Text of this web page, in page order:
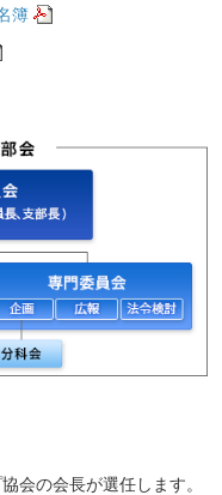
簿
会の会長が選任します。